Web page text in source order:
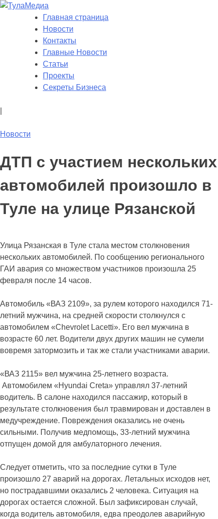
Skip
Новости Тулы
Главная страница
Новости
Контакты
Главные Новости
Статьи
Проекты
Секреты Бизнеса
Новости
ДТП с участием нескольких
автомобилей произошло в
Туле на улице Рязанской
Улица Рязанская в Туле стала местом столкновения
нескольких автомобилей. По сообщению регионального
ГАИ авария со множеством участников произошла 25
февраля после 14 часов.
Автомобиль «ВАЗ 2109», за рулем которого находился 71-
летний мужчина, на средней скорости столкнулся с
автомобилем «Chevrolet Lacetti». Его вел мужчина в
возрасте 60 лет. Водители двух других машин не сумели
вовремя затормозить и так же стали участниками аварии.
«ВАЗ 2115» вел мужчина 25-летнего возраста.
Автомобилем «Hyundai Creta» управлял 37-летний
водитель. В салоне находился пассажир, который в
результате столкновения был травмирован и доставлен в
медучреждение. Повреждения оказались не очень
сильными. Получив медпомощь, 33-летний мужчина
отпущен домой для амбулаторного лечения.
Следует отметить, что за последние сутки в Туле
произошло 27 аварий на дорогах. Летальных исходов нет,
но пострадавшими оказались 2 человека. Ситуация на
дорогах остается сложной. Был зафиксирован случай,
когда водитель автомобиля, едва преодолев аварийную